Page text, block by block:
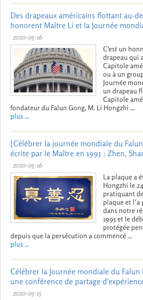
Des drapeaux américains flottant au-
honorent Maître Li et la Journée
2020-05-16
C'est un
drapeau qui
Capitole
ou à un
Journée
un drapeau
Capitole
fondateur du Falun Gong, M. Li Hongzhi ...
plus ...
[Célébrer la journée mondiale du
écrite par le Maître en 1995 : Zhen,
2020-05-16
La plaque a
Hongzhi le
pratiquant
plaque et
dans notre
1995 et le
protégée
depuis que la persécution a commencé ...
plus ...
Célébrer la Journée mondiale du Falun
une conférence de partage
2020-05-15